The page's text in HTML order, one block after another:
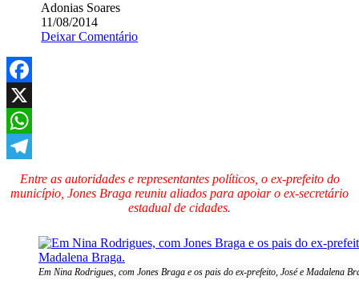
Adonias Soares
11/08/2014
Deixar Comentário
Facebook
X
WhatsApp
Telegram
Entre as autoridades e representantes políticos, o ex-prefeito do
município, Jones Braga reuniu aliados para apoiar o ex-secretário
estadual de cidades.
Em Nina Rodrigues, com Jones Braga e os pais do ex-prefeito, José e Madalena